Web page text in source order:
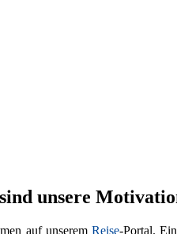
unsere
auf unserem Reise-Portal.